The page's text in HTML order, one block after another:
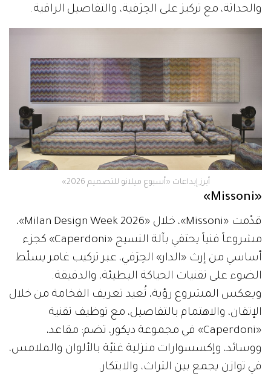
والحداثة، مع تركيز على الحِرَفية، والتفاصيل الراقية.
أبرز إبداعات «أسبوع ميلانو للتصميم 2026»
«Missoni»
قدّمت «Missoni»، خلال «Milan Design Week 2026»،
مشروعاً فنياً يحتفي بآلة النسيج «Caperdoni» كجزء
أساسي من إرث «الدار» الحِرَفي، عبر تركيب غامر يسلّط
الضوء على تقنيات الحياكة البطيئة، والدقيقة.
ويعكس المشروع رؤية، تُعيد تعريف الفخامة من خلال
الإتقان، والاهتمام بالتفاصيل، مع توظيف تقنية
«Caperdoni» في مجموعة ديكور، تضم: مقاعد،
ووسائد، وإكسسوارات منزلية غنيّة بالألوان والملامس،
في توازن يجمع بين التراث، والابتكار.